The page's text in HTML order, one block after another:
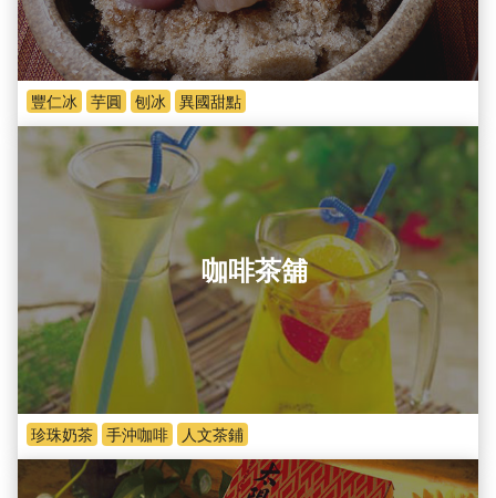
豐仁冰 芋圓 刨冰 異國甜點
咖啡茶舖
珍珠奶茶 手沖咖啡 人文茶鋪